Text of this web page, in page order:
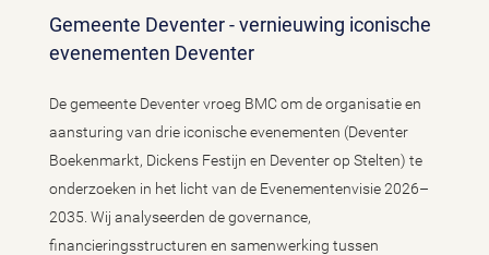
Gemeente Deventer - vernieuwing iconische
evenementen Deventer
De gemeente Deventer vroeg BMC om de organisatie en
aansturing van drie iconische evenementen (Deventer
Boekenmarkt, Dickens Festijn en Deventer op Stelten) te
onderzoeken in het licht van de Evenementenvisie 2026–
2035. Wij analyseerden de governance,
financieringsstructuren en samenwerking tussen